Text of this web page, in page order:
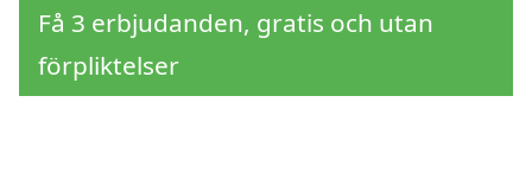
Få 3 erbjudanden, gratis och utan
förpliktelser